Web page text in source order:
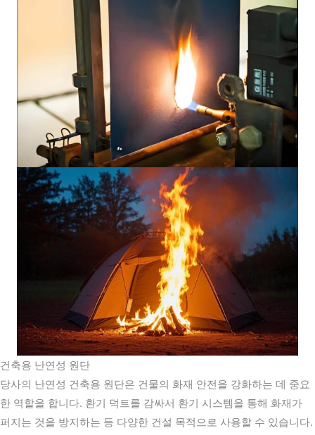
건축용 난연성 원단
당사의 난연성 건축용 원단은 건물의 화재 안전을 강화하는 데 중요
한 역할을 합니다. 환기 덕트를 감싸서 환기 시스템을 통해 화재가
퍼지는 것을 방지하는 등 다양한 건설 목적으로 사용할 수 있습니다.